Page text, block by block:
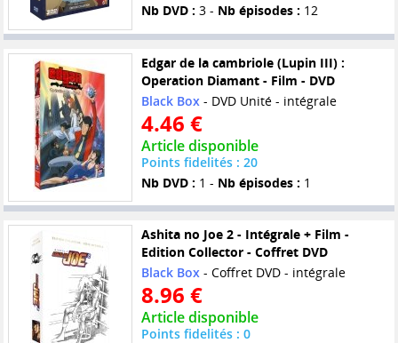
Nb DVD : 3 - Nb épisodes : 12
Edgar de la cambriole (Lupin III) :
Operation Diamant - Film - DVD
Black Box - DVD Unité - intégrale
4.46 €
Article disponible
Points fidelités : 20
Nb DVD : 1 - Nb épisodes : 1
Ashita no Joe 2 - Intégrale + Film -
Edition Collector - Coffret DVD
Black Box - Coffret DVD - intégrale
8.96 €
Article disponible
Points fidelités : 0